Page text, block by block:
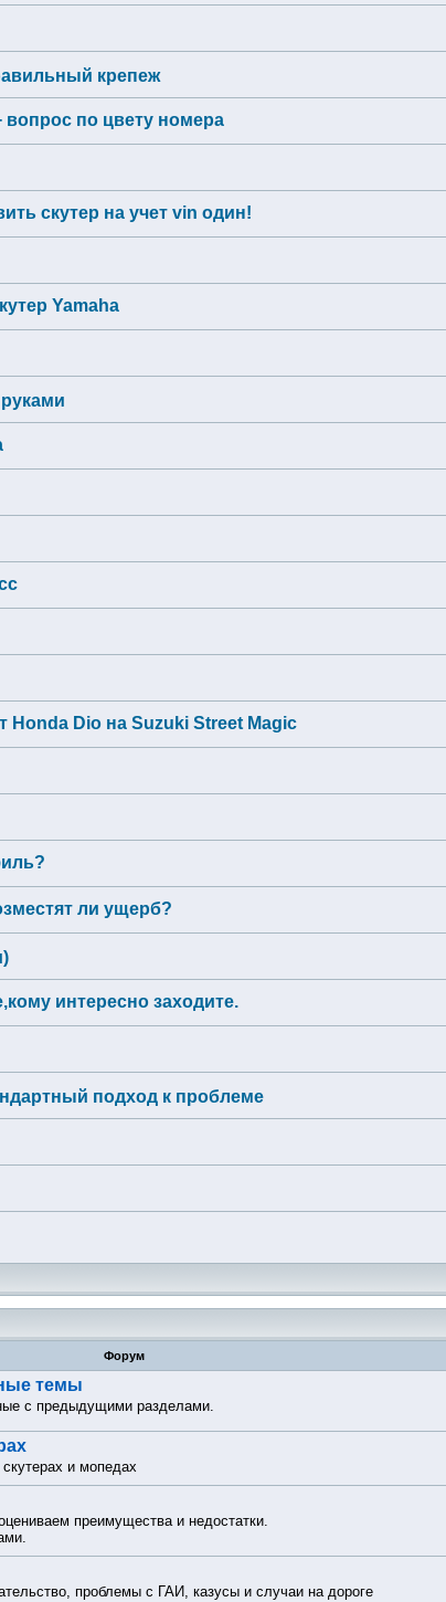
крепеж
вопрос по цвету номера
скутер на учет vin один!
Yamaha
Honda Dio на Suzuki Street Magic
ли ущерб?
интересно заходите.
подход к проблеме
Форум
темы
с предыдущими разделами.
и мопедах
преимущества и недостатки.
проблемы с ГАИ, казусы и случаи на дороге